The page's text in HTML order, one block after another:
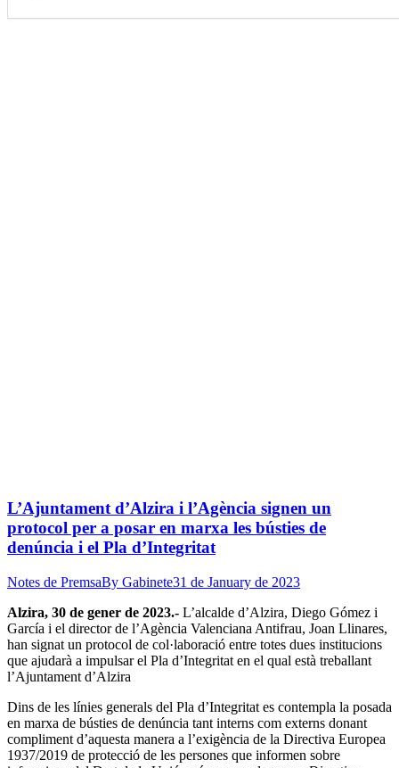
L’Ajuntament d’Alzira i l’Agència signen un
protocol per a posar en marxa les bústies de
denúncia i el Pla d’Integritat
Notes de PremsaBy Gabinete31 de January de 2023
Alzira, 30 de gener de 2023.- L’alcalde d’Alzira, Diego Gómez i
García i el director de l’Agència Valenciana Antifrau, Joan Llinares,
han signat un protocol de col·laboració entre totes dues institucions
que ajudarà a impulsar el Pla d’Integritat en el qual està treballant
l’Ajuntament d’Alzira
Dins de les línies generals del Pla d’Integritat es contempla la posada
en marxa de bústies de denúncia tant interns com externs donant
compliment d’aquesta manera a l’exigència de la Directiva Europea
1937/2019 de protecció de les persones que informen sobre